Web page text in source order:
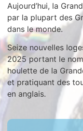
Aujourd’hui, la
par la plupart des
dans le monde.
Seize nouvelles
2025 portant le
houlette de la
et pratiquant des
en anglais.